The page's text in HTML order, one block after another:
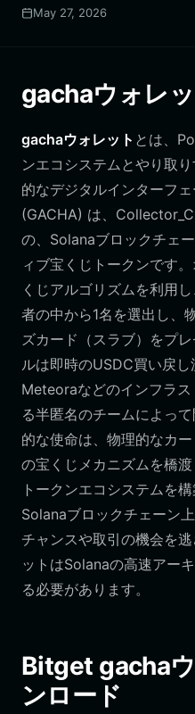
May 27, 2026
gachaウォレ
gachaウォレット とは、
ンエコシステムとやり取
的なデジタルインターフ
(GACHA) は、
の、Solanaブロックチェ
ィブ宝くじトークンです
くじアルゴリズムを利用
者の中から1名を選出し、
ズカード（スラブ）をプ
ルは即時のUSDC買い戻
Meteoraなどのインフラ
る半匿名のチームによっ
的な使命は、物理的なカ
の宝くじメカニズムを橋
トークンエコシステムを
Solanaブロックチェーン
チャンスや取引の機会を
ットはSolanaの高速アー
る必要があります。
Bitget gacha
ンロード